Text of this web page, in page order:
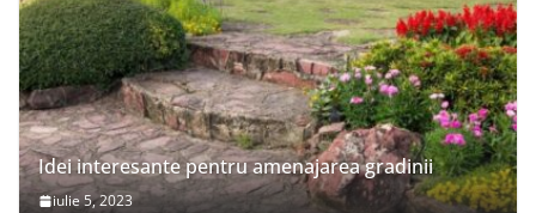
Idei interesante pentru amenajarea gradinii
iulie 5, 2023